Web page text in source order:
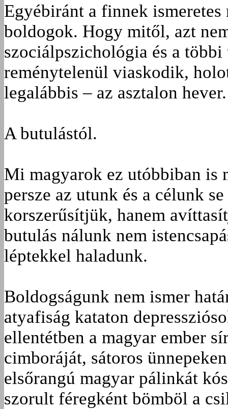
Egyébiránt a finnek
boldogok. Hogy mitől, azt
szociálpszichológia és a
reménytelenül viaskodik,
legalábbis – az asztalon hever.
A butulástól.
Mi magyarok ez utóbbiban is
persze az utunk és a célunk
korszerűsítjük, hanem
butulás nálunk nem
léptekkel haladunk.
Boldogságunk nem ismer
atyafiság kataton
ellentétben a magyar ember
cimboráját, sátoros
elsőrangú magyar pálinkát
szorult féregként bömböl a